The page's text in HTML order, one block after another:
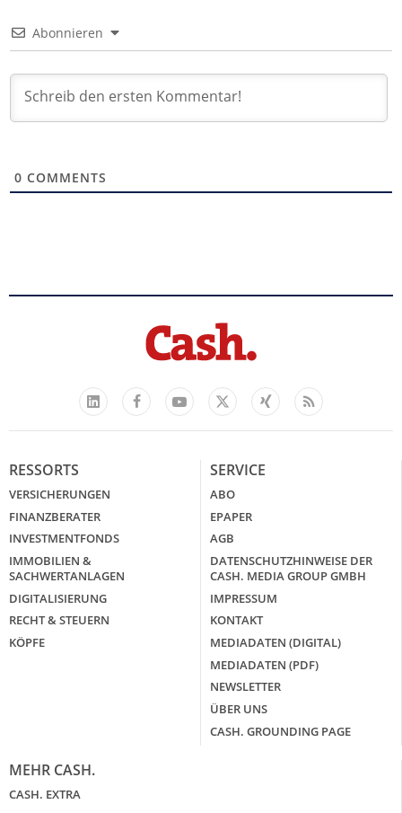
Abonnieren
0 COMMENTS
LinkedIn
FacebookYouTube
X
Xing Feed
RESSORTS
VERSICHERUNGEN
FINANZBERATER
INVESTMENTFONDS
IMMOBILIEN &
SACHWERTANLAGEN
DIGITALISIERUNG
RECHT & STEUERN
KÖPFE
SERVICE
ABO
EPAPER
AGB
DATENSCHUTZHINWEISE DER
CASH. MEDIA GROUP GMBH
IMPRESSUM
KONTAKT
MEDIADATEN (DIGITAL)
MEDIADATEN (PDF)
NEWSLETTER
ÜBER UNS
CASH. GROUNDING PAGE
MEHR CASH.
CASH. EXTRA